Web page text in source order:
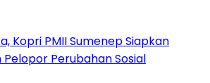
Kopri PMII Sumenep Siapkan
Perubahan Sosial